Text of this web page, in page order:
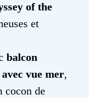
of the
et
balcon
vue mer,
cocon de